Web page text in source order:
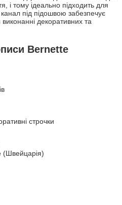
і тому ідеально підходить для
під підошвою забезпечує
декоративних та
Bernette
строчки
(Швейцарія)